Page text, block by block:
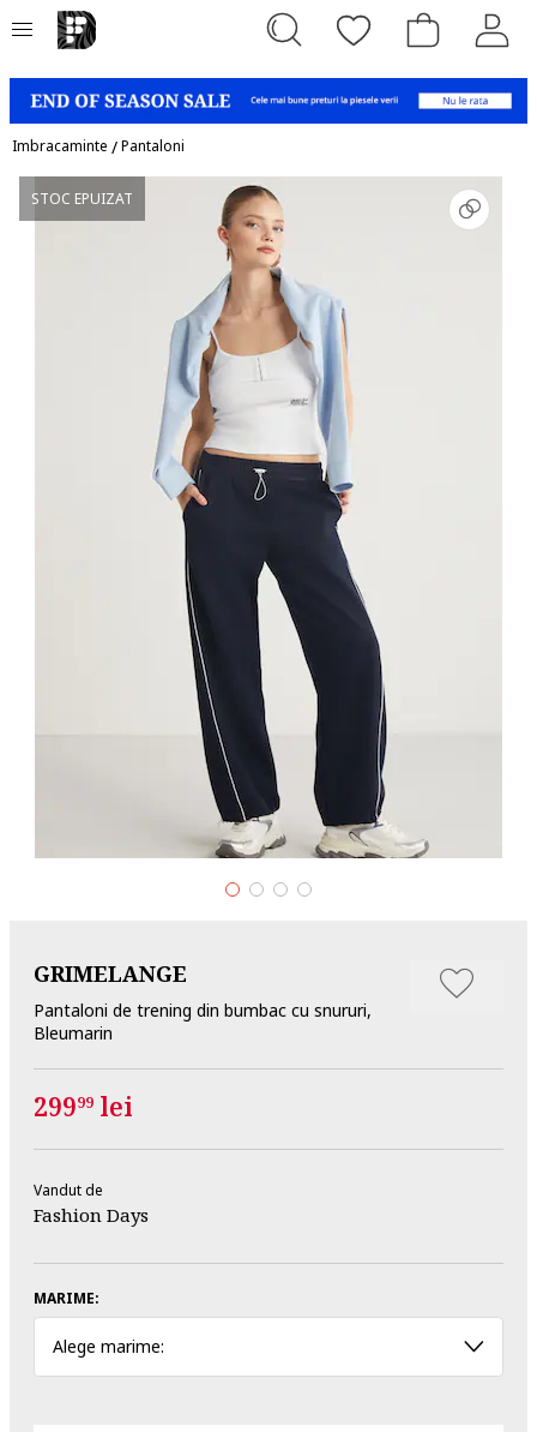
Imbracaminte /Pantaloni
STOC EPUIZAT
GRIMELANGE
Pantaloni de trening din bumbac cu snururi,
Bleumarin
29999 lei
Vandut de
Fashion Days
MARIME:
Alege marime: